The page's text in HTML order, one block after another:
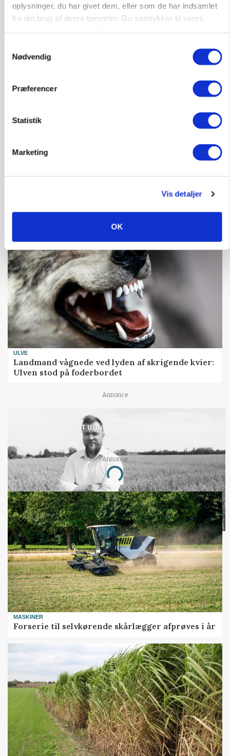
oplysninger, du har givet dem, eller som de har indsamlet
fra din brug af deres tjenester. Du samtykker til vores
Nødvendig
Præferencer
Statistik
Marketing
Vis detaljer
OK
Loading...
Annonce
ULVE
Landmand vågnede ved lyden af skrigende kvier:
Ulven stod på foderbordet
Annonce
Det er en uskik at udlægge et røgslør om
Annonce
Loading...
MASKINER
Forserie til selvkørende skårlægger afprøves i år